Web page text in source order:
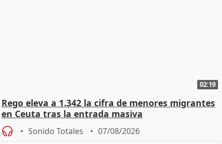
02:19
Rego eleva a 1.342 la cifra de menores migrantes
en Ceuta tras la entrada masiva
Sonido Totales 07/08/2026